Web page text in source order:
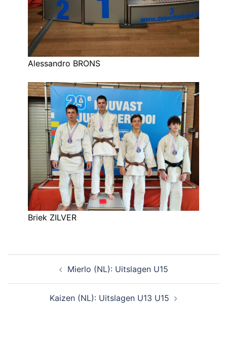
Alessandro BRONS
Briek ZILVER
Mierlo (NL): Uitslagen U15
Kaizen (NL): Uitslagen U13 U15